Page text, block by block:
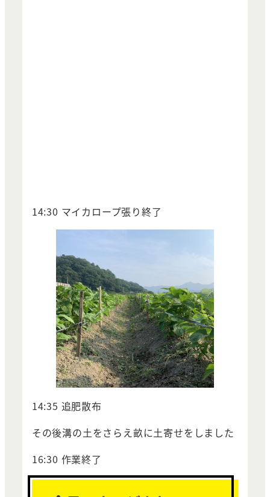
14:30 マイカロープ張り終了
14:35 追肥散布
その後溝の土をさらえ畝に土寄せをしました
16:30 作業終了